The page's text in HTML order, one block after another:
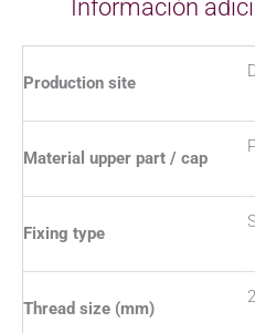
Información
Production site
Material upper part / cap
Fixing type
Thread size (mm)